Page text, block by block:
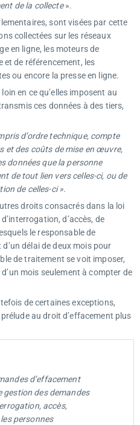
de la collecte».
sont visées par cette
collectées sur les réseaux
en ligne, les moteurs de
et de référencement, les
ou encore la presse en ligne.
en ce qu’elles imposent au
ces données à des tiers,
d’ordre technique, compte
et des coûts de mise en œuvre,
données que la personne
de tout lien vers celles-ci, ou de
de celles-ci ».
droits consacrés dans la loi
d’accès, de
le responsable de
délai de deux mois pour
de traitement se voit imposer,
mois seulement à compter de
de certaines exceptions,
au droit d’effacement plus
d’effacement
gestion des demandes
accès,
personnes